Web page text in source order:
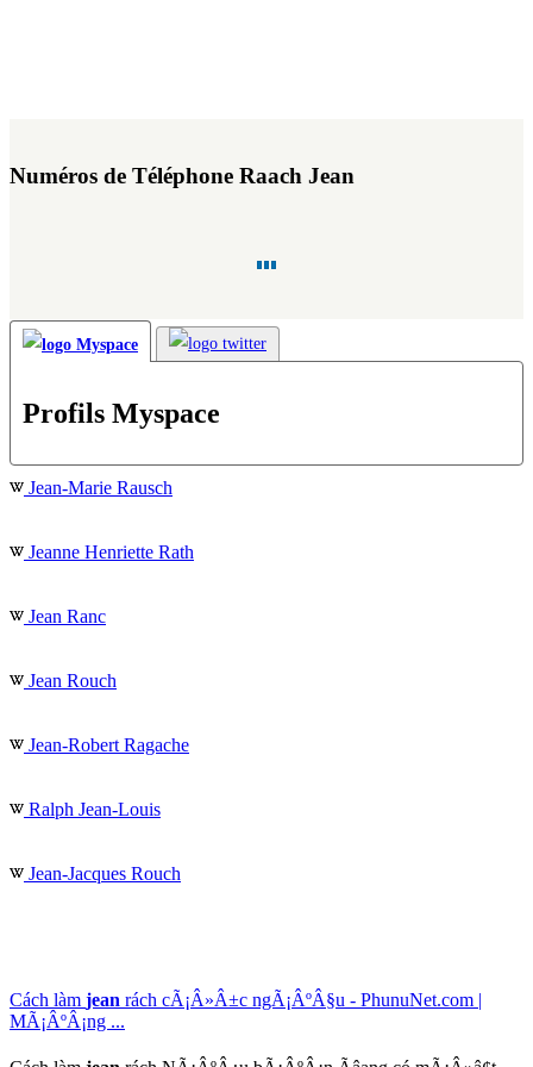
Numéros de Téléphone Raach Jean
Profils Myspace
Jean-Marie Rausch
Jeanne Henriette Rath
Jean Ranc
Jean Rouch
Jean-Robert Ragache
Ralph Jean-Louis
Jean-Jacques Rouch
Cách làm jean rách cÃ¡Â»Â±c ngÃ¡ÂºÂ§u - PhunuNet.com |
MÃ¡ÂºÂ¡ng ...